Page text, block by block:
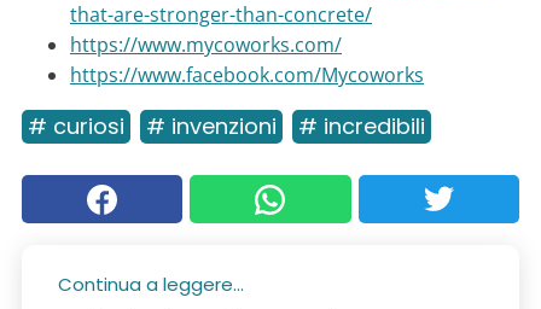
that-are-stronger-than-concrete/
https://www.mycoworks.com/
https://www.facebook.com/Mycoworks
# curiosi # invenzioni # incredibili
Continua a leggere...